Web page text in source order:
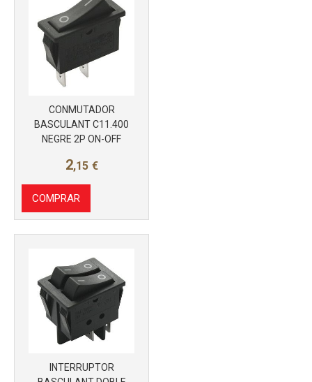
CONMUTADOR
BASCULANT C11.400
NEGRE 2P ON-OFF
2,15 €
COMPRAR
INTERRUPTOR
Más info